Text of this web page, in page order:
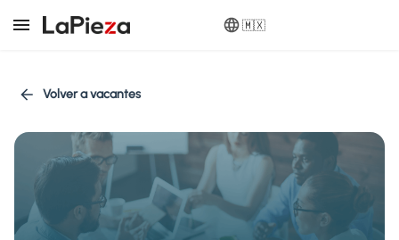
🇲🇽
Volver a vacantes